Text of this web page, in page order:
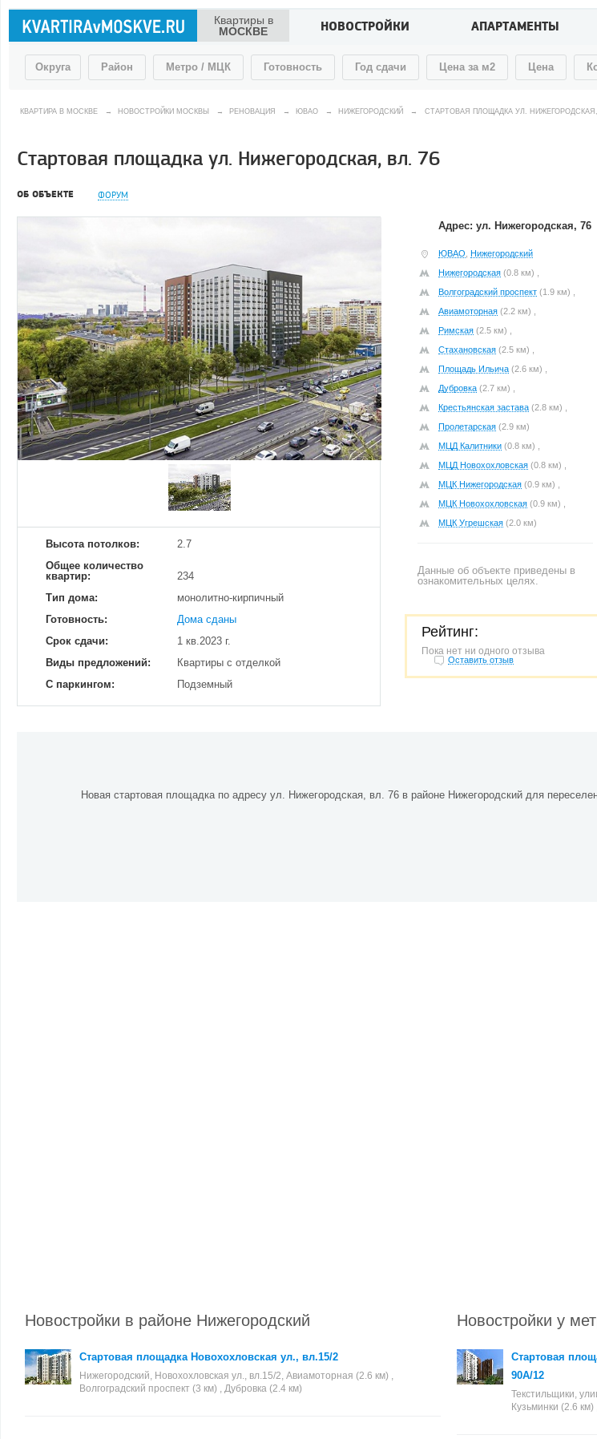
Квартиры в
МОСКВЕ
НОВОСТРОЙКИ АПАРТАМЕНТЫ
Округа Район Метро / МЦК Готовность Год сдачи Цена за м2 Цена
КВАРТИРА В МОСКВЕ → НОВОСТРОЙКИ МОСКВЫ → РЕНОВАЦИЯ → ЮВАО → НИЖЕГОРОДСКИЙ → СТАРТОВАЯ ПЛОЩАДКА УЛ. НИЖЕГОРОДСКАЯ,
Стартовая площадка ул. Нижегородская, вл. 76
ОБ ОБЪЕКТЕ ФОРУМ
Добавить фотографию Изменено: 26.12.2024 Просмотров 6714
Высота потолков:
2.7
Общее количество
квартир:
234
Тип дома:
монолитно-кирпичный
Готовность:
Дома сданы
Срок сдачи:
1 кв.2023 г.
Виды предложений:
Квартиры с отделкой
С паркингом:
Подземный
Адрес: ул. Нижегородская, 76
ЮВАО Нижегородский
Нижегородская (0.8 км) ,
Волгоградский проспект (1.9 км) ,
Авиамоторная (2.2 км) ,
Римская (2.5 км) ,
Стахановская (2.5 км) ,
Площадь Ильича (2.6 км) ,
Дубровка (2.7 км) ,
Крестьянская застава (2.8 км) ,
Пролетарская (2.9 км)
МЦД Калитники (0.8 км) ,
МЦД Новохохловская (0.8 км) ,
МЦК Нижегородская (0.9 км) ,
МЦК Новохохловская (0.9 км) ,
МЦК Угрешская (2.0 км)
Данные об объекте приведены в
ознакомительных целях.
Рейтинг:
Пока нет ни одного отзыва
Оставить отзыв
Новая стартовая площадка по адресу ул. Нижегородская, вл. 76 в районе Нижегородский для
Новостройки в районе Нижегородский
Стартовая площадка Новохохловская ул., вл.15/2
Нижегородский, Новохохловская ул., вл.15/2, Авиамоторная (2.6 км) ,
Волгоградский проспект (3 км) , Дубровка (2.4 км)
Новостройки у
Стартовая
90А/12
Текстильщики,
Кузьминки (2.6